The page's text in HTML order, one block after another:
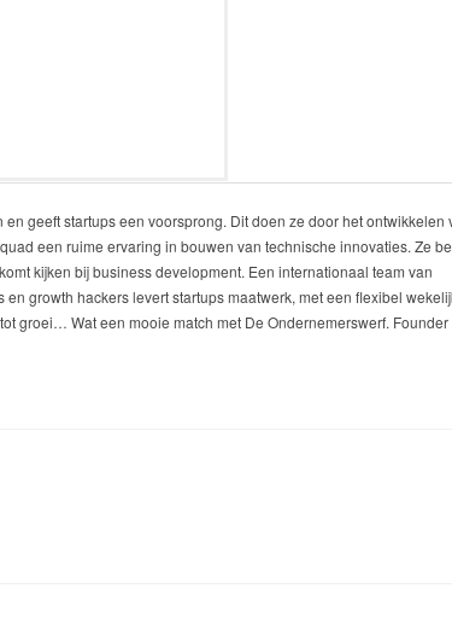
geeft startups een voorsprong. Dit doen ze door het ontwikkelen
een ruime ervaring in bouwen van technische innovaties. Ze
kijken bij business development. Een internationaal team van
growth hackers levert startups maatwerk, met een flexibel
groei… Wat een mooie match met De Ondernemerswerf. Founder